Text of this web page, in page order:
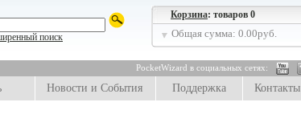
Корзина: товаров 0
Общая сумма: 0.00руб.
поиск
PocketWizard в социальных сетях:
Новости и События Поддержка Контакты